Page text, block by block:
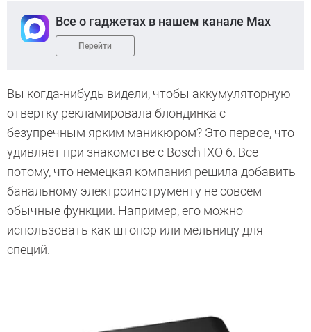
Все о гаджетах в нашем канале Max
Перейти
Вы когда-нибудь видели, чтобы аккумуляторную
отвертку рекламировала блондинка с
безупречным ярким маникюром? Это первое, что
удивляет при знакомстве с Bosch IXO 6. Все
потому, что немецкая компания решила добавить
банальному электроинструменту не совсем
обычные функции. Например, его можно
использовать как штопор или мельницу для
специй.